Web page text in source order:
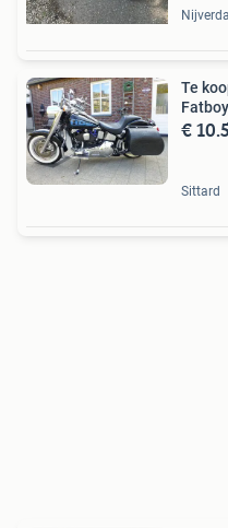
Nijverdal
Te
€
Sittard